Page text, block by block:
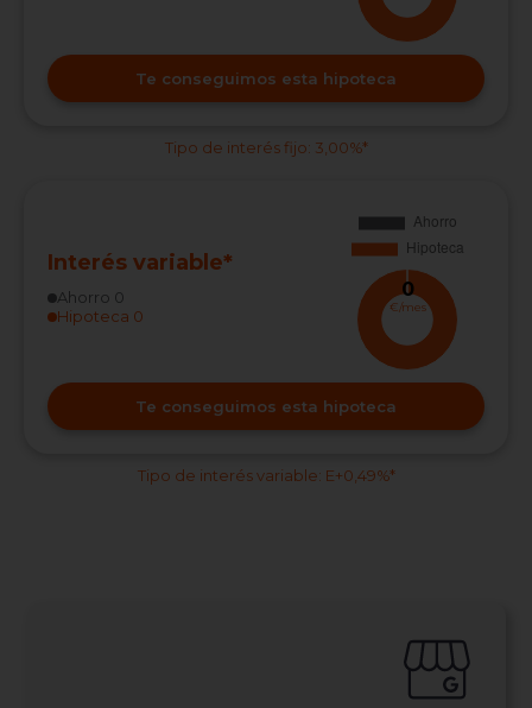
Te conseguimos esta hipoteca
Tipo de interés fijo: 3,00%*
Interés variable*
Ahorro 0
Hipoteca 0
0
€/mes
Te conseguimos esta hipoteca
Tipo de interés variable: E+0,49%*